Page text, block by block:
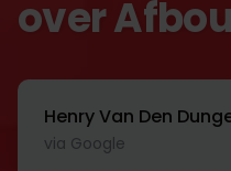
over
Henry Van Den
via Google